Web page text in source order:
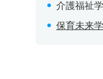
介護福祉
保育未来